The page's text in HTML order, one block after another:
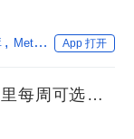
宕机 6 小时；
商店入驻
Meta 企业动态
App 打开
每周可选一天
年五大技术趋